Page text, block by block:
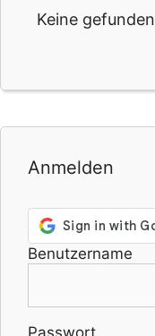
Keine gefunden
Anmelden
Benutzername